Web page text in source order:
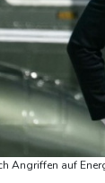
Angriffen auf